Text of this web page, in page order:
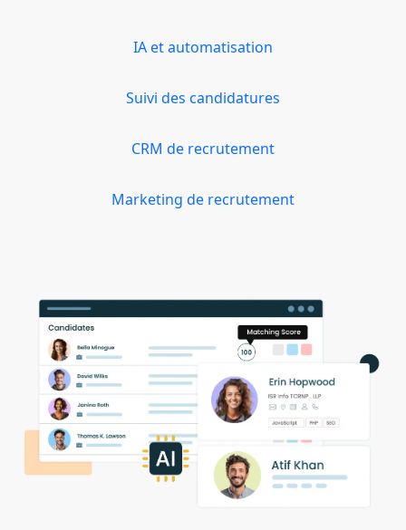
IA et automatisation
Suivi des candidatures
CRM de recrutement
Marketing de recrutement